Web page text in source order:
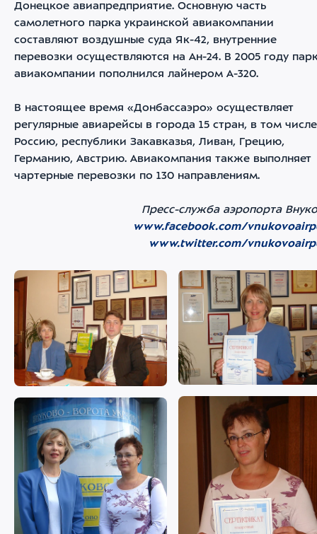
Донецкое авиапредприятие. Основную часть
самолетного парка украинской авиакомпании
составляют воздушные суда Як-42, внутренние
перевозки осуществляются на Ан-24. В 2005 году
авиакомпании пополнился лайнером A-320.
В настоящее время «Донбассаэро» осуществляет
регулярные авиарейсы в города 15 стран, в том
Россию, республики Закавказья, Ливан, Грецию,
Германию, Австрию. Авиакомпания также выполняет
чартерные перевозки по 130 направлениям.
Пресс-служба аэропорта
www.facebook.com/
www.twitter.com/